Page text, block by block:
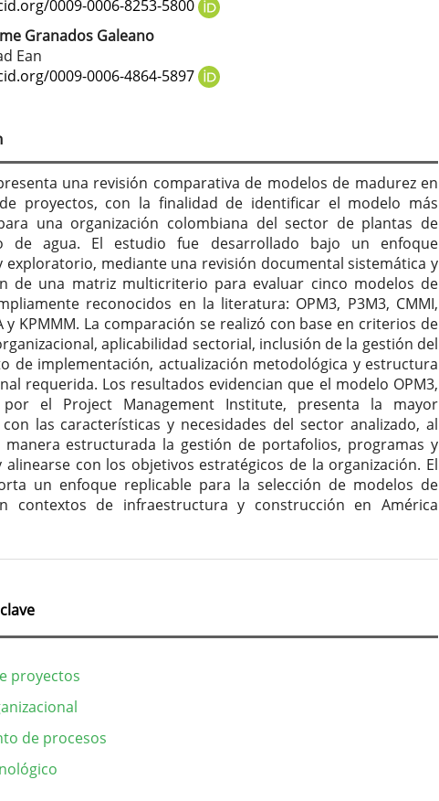
0009-0006-8253-5800
Granados Galeano
Ean
0009-0006-4864-5897
una revisión comparativa de modelos de madurez en
proyectos, con la finalidad de identificar el modelo más
una organización colombiana del sector de plantas de
de agua. El estudio fue desarrollado bajo un enfoque
exploratorio, mediante una revisión documental sistemática y
de una matriz multicriterio para evaluar cinco modelos de
reconocidos en la literatura: OPM3, P3M3, CMMI,
y KPMMM. La comparación se realizó con base en criterios de
aplicabilidad sectorial, inclusión de la gestión del
de implementación, actualización metodológica y estructura
requerida. Los resultados evidencian que el modelo OPM3,
por el Project Management Institute, presenta la mayor
las características y necesidades del sector analizado, al
estructurada la gestión de portafolios, programas y
alinearse con los objetivos estratégicos de la organización. El
un enfoque replicable para la selección de modelos de
contextos de infraestructura y construcción en América
proyectos
de procesos